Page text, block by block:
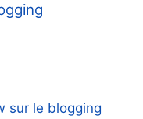
sur le blogging